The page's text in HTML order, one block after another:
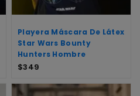
Playera Máscara De Látex
Star Wars Bounty
Hunters Hombre
$349